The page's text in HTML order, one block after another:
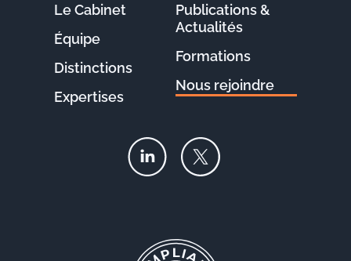
Le Cabinet
Équipe
Distinctions
Expertises
Publications &
Actualités
Formations
Nous rejoindre